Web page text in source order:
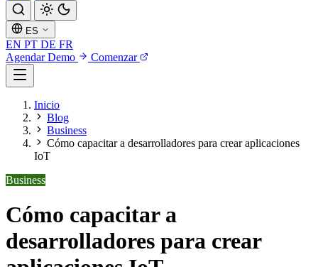
ES
EN PT DE FR
Agendar Demo
Comenzar
Inicio
Blog
Business
Cómo capacitar a desarrolladores para crear aplicaciones
IoT
Business
Cómo capacitar a
desarrolladores para crear